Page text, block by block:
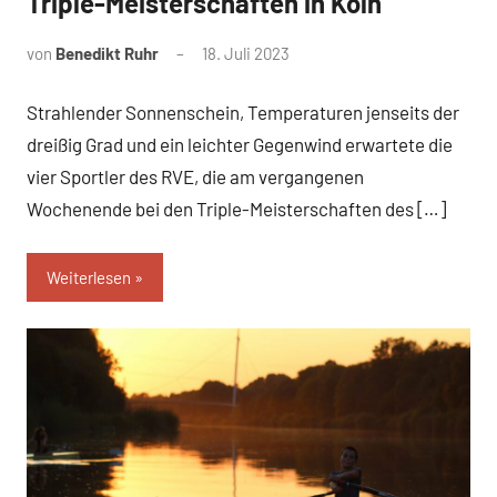
von Benedikt Ruhr 18. Juli 2023
Strahlender Sonnenschein, Temperaturen jenseits der
dreißig Grad und ein leichter Gegenwind erwartete die
vier Sportler des RVE, die am vergangenen
Wochenende bei den Triple-Meisterschaften des […]
Weiterlesen